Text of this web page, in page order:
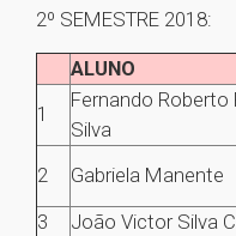
2º SEMESTRE 2018:
ALUNO
1
Fernando Roberto
Silva
2
Gabriela Manente
3
João Victor Silva